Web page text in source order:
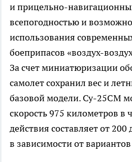
и прицельно-
всепогодностью и
использования
боеприпасов «воздух-
За счет миниатюризации
самолет сохранил вес и
базовой модели. Су-25СМ
скорость 975 километров в
действия составляет от
в зависимости от